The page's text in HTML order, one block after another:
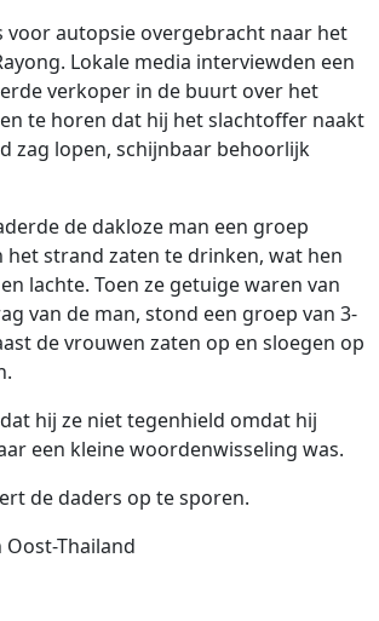
voor autopsie overgebracht naar het
Lokale media interviewden een
verkoper in de buurt over het
te horen dat hij het slachtoffer naakt
zag lopen, schijnbaar behoorlijk
de dakloze man een groep
het strand zaten te drinken, wat hen
lachte. Toen ze getuige waren van
van de man, stond een groep van 3-
de vrouwen zaten op en sloegen op
hij ze niet tegenhield omdat hij
een kleine woordenwisseling was.
de daders op te sporen.
Oost-Thailand